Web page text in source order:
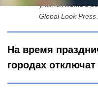
учится жить в
Global Look Press
На время
городах отключат